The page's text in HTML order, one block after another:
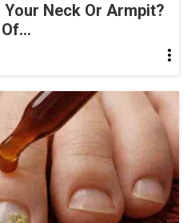
Neck Or Armpit?